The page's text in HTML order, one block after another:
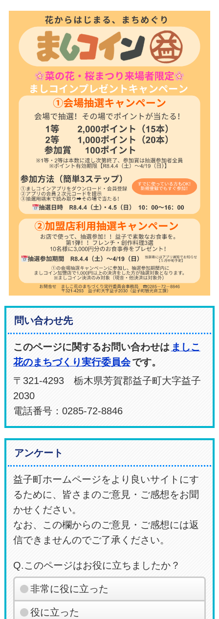
問い合わせ先
このページに関するお問い合わせは ましこ
花のまちづくり実行委員会です。
〒321-4293 栃木県芳賀郡益子町大字益子
2030
電話番号：0285-72-8846
アンケート
益子町ホームページをより良いサイトにす
るために、皆さまのご意見・ご感想をお聞
かせください。
なお、この欄からのご意見・ご感想には返
信できませんのでご了承ください。
Q.このページはお役に立ちましたか？
非常に役に立った
役に立った